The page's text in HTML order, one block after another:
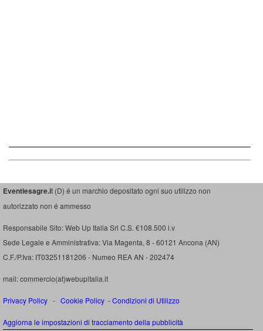
Eventiesagre.it (D) é un marchio depositato ogni suo utilizzo non
autorizzato non é ammesso
Responsabile Sito: Web Up Italia Srl C.S. €108.500 i.v
Sede Legale e Amministrativa: Via Magenta, 8 - 60121 Ancona (AN)
C.F./P.Iva: IT03251181206 - Numeo REA AN - 202474
mail: commercio(at)webupitalia.it
Privacy Policy - Cookie Policy -Condizioni di Utilizzo
Aggiorna le impostazioni di tracciamento della pubblicità